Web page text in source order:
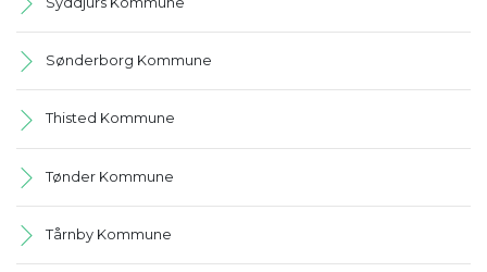
Sønderborg Kommune
Thisted Kommune
Tønder Kommune
Tårnby Kommune